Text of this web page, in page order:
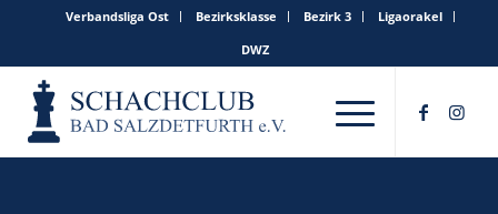
Verbandsliga Ost Bezirksklasse Bezirk 3
Ligaorakel
DWZ